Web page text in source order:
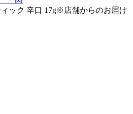
ック 辛口 17g※店舗からのお届け